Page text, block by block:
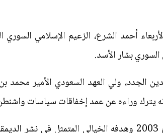
أحمد الشرع، الزعيم الإسلامي
بشار الأسد.
الجدد، ولي العهد السعودي الأمير
يترك وراءه عن عمد إخفاقات سياسات
وفي انتقاد واضح للمهندسين الأميركيين لغزو العراق عام 2003